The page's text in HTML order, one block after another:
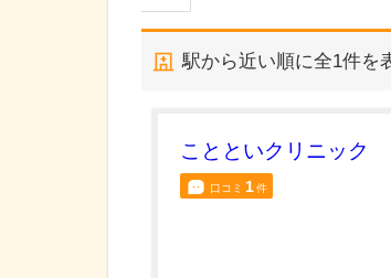
駅から近い順に全1件を
ことといクリニック
口コミ 1件